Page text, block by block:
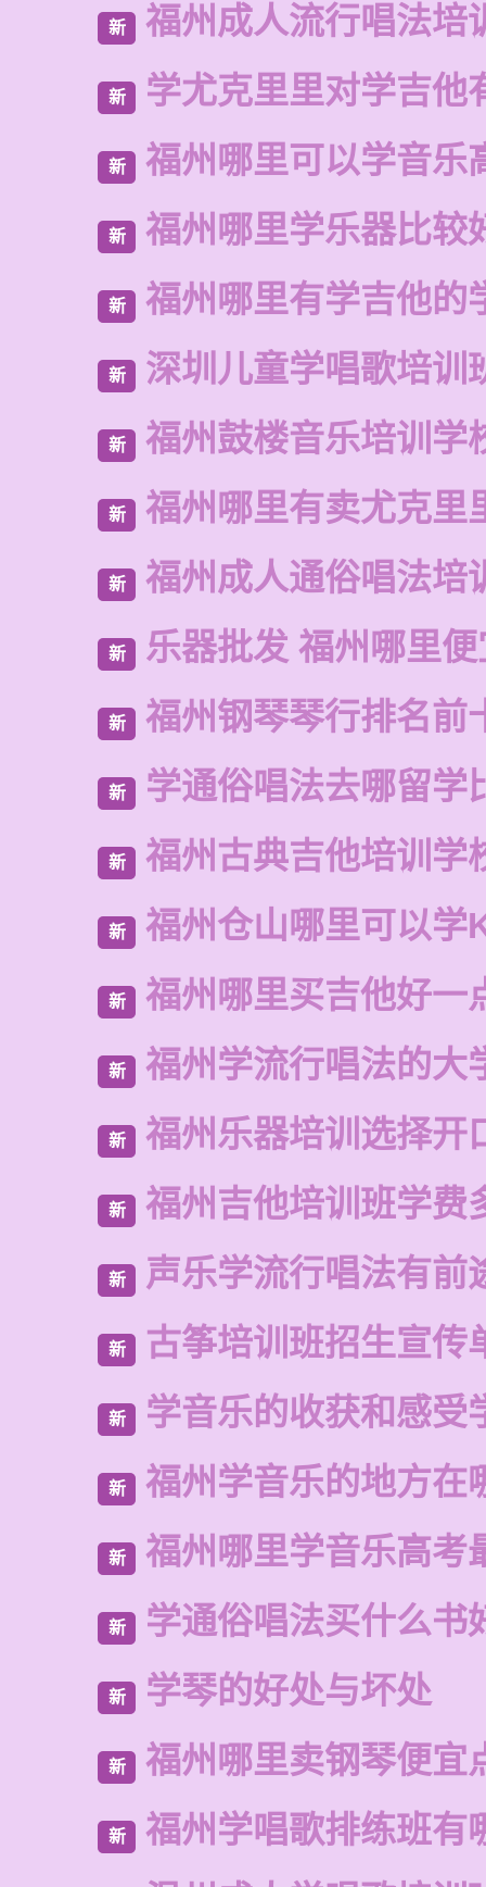
新 福州成人流行唱法培
新 学尤克里里对学吉他
新 福州哪里可以学音乐
新 福州哪里学乐器比较
新 福州哪里有学吉他的
新 深圳儿童学唱歌培训
新 福州鼓楼音乐培训学
新 福州哪里有卖尤克里
新 福州成人通俗唱法培
新 乐器批发 福州哪里
新 福州钢琴琴行排名前
新 学通俗唱法去哪留学
新 福州古典吉他培训学
新 福州仓山哪里可以学
新 福州哪里买吉他好一
新 福州学流行唱法的大
新 福州乐器培训选择开
新 福州吉他培训班学费
新 声乐学流行唱法有前
新 古筝培训班招生宣传
新 学音乐的收获和感受
新 福州学音乐的地方在
新 福州哪里学音乐高考
新 学通俗唱法买什么书
新 学琴的好处与坏处
新 福州哪里卖钢琴便宜
新
福州学唱歌排练班有